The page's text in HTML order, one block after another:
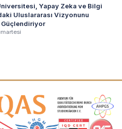
Yapay Zeka ve Bilgi
Uluslararası Vizyonunu
Güçlendiriyor
Logoları